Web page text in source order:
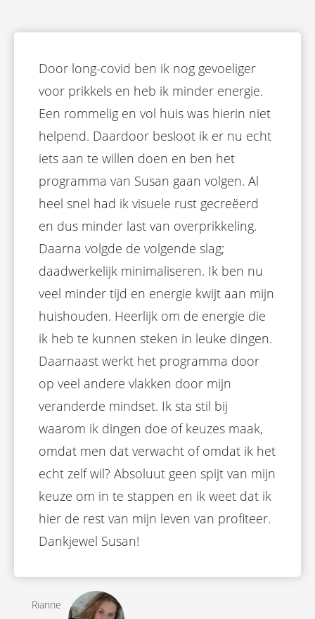
Door long-covid ben ik nog gevoeliger
voor prikkels en heb ik minder energie.
Een rommelig en vol huis was hierin niet
helpend. Daardoor besloot ik er nu echt
iets aan te willen doen en ben het
programma van Susan gaan volgen. Al
heel snel had ik visuele rust gecreëerd
en dus minder last van overprikkeling.
Daarna volgde de volgende slag;
daadwerkelijk minimaliseren. Ik ben nu
veel minder tijd en energie kwijt aan mijn
huishouden. Heerlijk om de energie die
ik heb te kunnen steken in leuke dingen.
Daarnaast werkt het programma door
op veel andere vlakken door mijn
veranderde mindset. Ik sta stil bij
waarom ik dingen doe of keuzes maak,
omdat men dat verwacht of omdat ik het
echt zelf wil? Absoluut geen spijt van mijn
keuze om in te stappen en ik weet dat ik
hier de rest van mijn leven van profiteer.
Dankjewel Susan!
Rianne